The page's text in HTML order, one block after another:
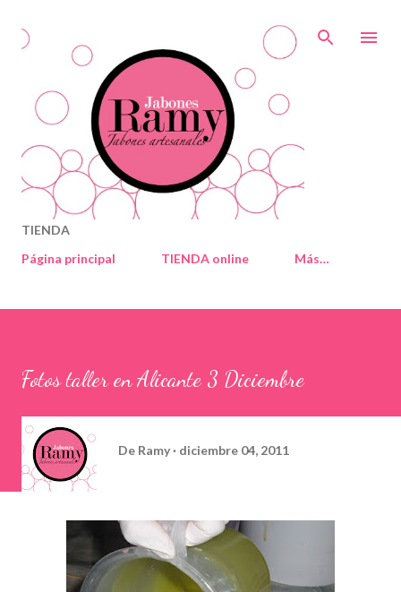
TIENDA
Página principal
TIENDA online Más…
Fotos taller en Alicante 3 Diciembre
De Ramy diciembre 04, 2011